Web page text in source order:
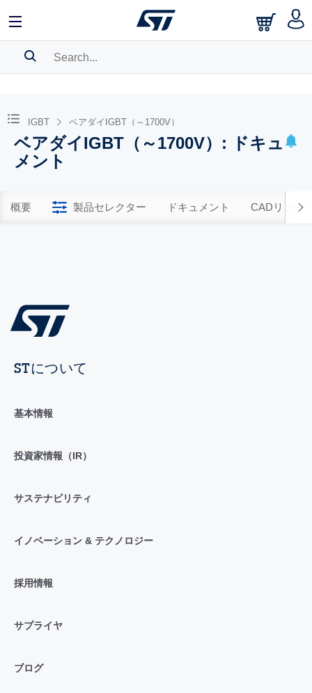
BOOKMARK
Pleaselog in to show your saved searches.
IGBT ベアダイIGBT（～1700V）
ベアダイIGBT（～1700V）: ドキュ
メント
概要 製品セレクター ドキュメント CADリソー
STについて
基本情報
投資家情報（IR）
サステナビリティ
イノベーション & テクノロジー
採用情報
サプライヤ
ブログ